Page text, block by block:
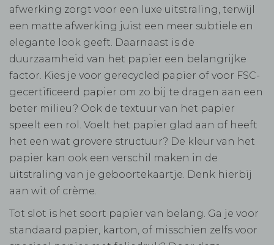
afwerking zorgt voor een luxe uitstraling, terwijl
een matte afwerking juist een meer subtiele en
elegante look geeft. Daarnaast is de
duurzaamheid van het papier een belangrijke
factor. Kies je voor gerecycled papier of voor FSC-
gecertificeerd papier om zo bij te dragen aan een
beter milieu? Ook de textuur van het papier
speelt een rol. Voelt het papier glad aan of heeft
het een wat grovere structuur? De kleur van het
papier kan ook een verschil maken in de
uitstraling van je geboortekaartje. Denk hierbij
aan wit of crème.
Tot slot is het soort papier van belang. Ga je voor
standaard papier, karton, of misschien zelfs voor